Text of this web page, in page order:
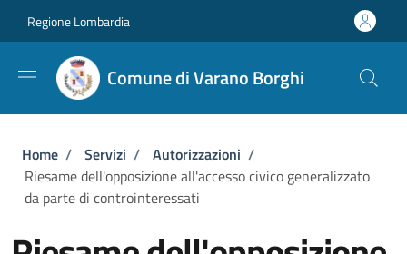
Regione Lombardia
Comune di Varano Borghi
Briciole di pane
Home / Servizi / Autorizzazioni /
Riesame dell'opposizione all'accesso civico generalizzato
da parte di controinteressati